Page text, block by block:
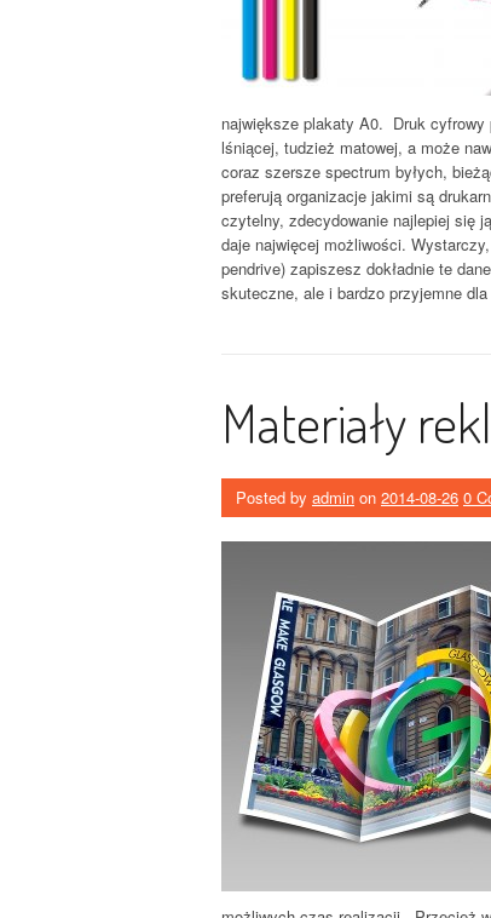
największe plakaty A0. Druk
lśniącej, tudzież matowej, a może
coraz szersze spectrum byłych,
preferują organizacje jakimi są
czytelny, zdecydowanie najlepiej się
daje najwięcej możliwości.
pendrive) zapiszesz dokładnie te
skuteczne, ale i bardzo przyjemne
Materiały
Posted by admin on 2014-08-26 0